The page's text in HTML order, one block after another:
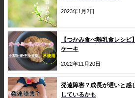
2023年1月2日
【つかみ食べ離乳食レシ
ケーキ
2022年11月20日
発達障害？成長が遅いと感
しているかも